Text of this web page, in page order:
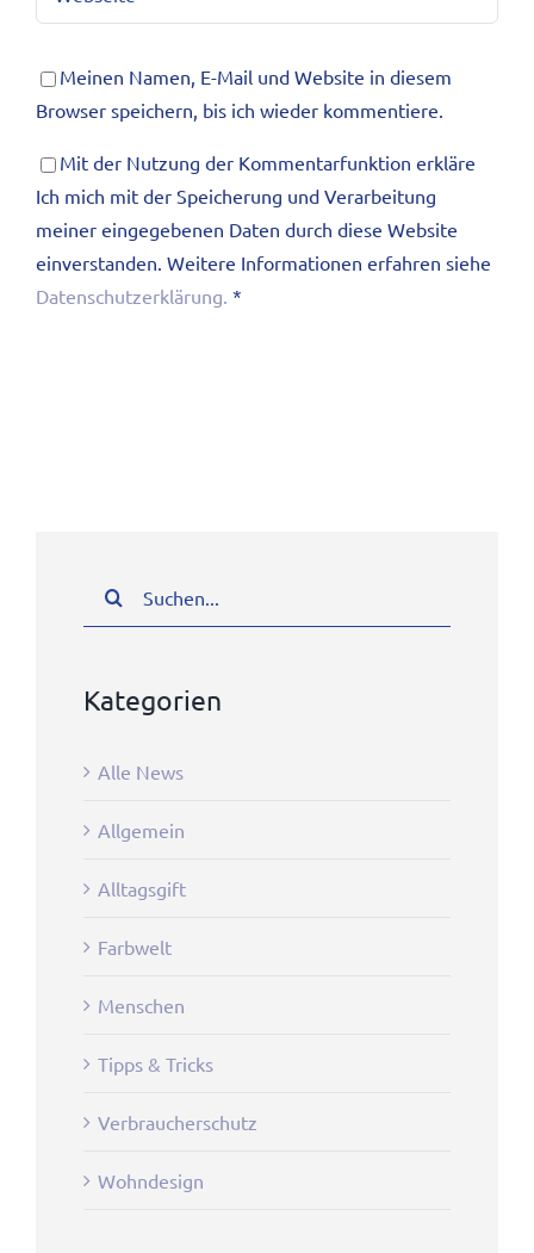
Meinen Namen, E-Mail und Website in diesem
Browser speichern, bis ich wieder kommentiere.
Mit der Nutzung der Kommentarfunktion erkläre
Ich mich mit der Speicherung und Verarbeitung
meiner eingegebenen Daten durch diese Website
einverstanden. Weitere Informationen erfahren siehe
Datenschutzerklärung. *
Suche
Kategorien
Alle News
Allgemein
Alltagsgift
Farbwelt
Menschen
Tipps & Tricks
Verbraucherschutz
Wohndesign